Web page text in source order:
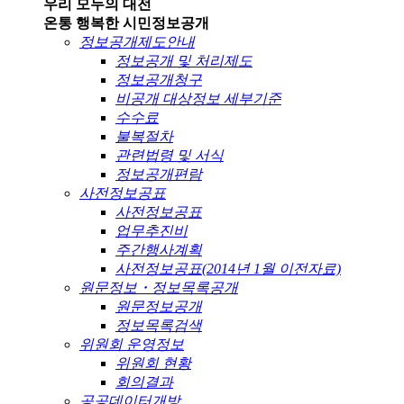
우리 모두의 대전
온통 행복한 시민정보공개
정보공개제도안내
정보공개 및 처리제도
정보공개청구
비공개 대상정보 세부기준
수수료
불복절차
관련법령 및 서식
정보공개편람
사전정보공표
사전정보공표
업무추진비
주간행사계획
사전정보공표(2014년 1월 이전자료)
원문정보・정보목록공개
원문정보공개
정보목록검색
위원회 운영정보
위원회 현황
회의결과
공공데이터개방